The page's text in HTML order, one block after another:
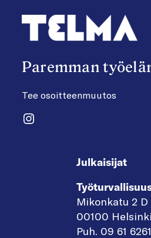
Paremman
Tee osoitteenmuutos
Instagram
Julkaisijat
Mikonkatu 2 D
00100 Helsinki
Puh. 09 61 6261